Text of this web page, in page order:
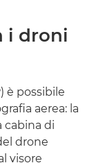
i droni
è possibile
aerea: la
cabina di
drone
visore